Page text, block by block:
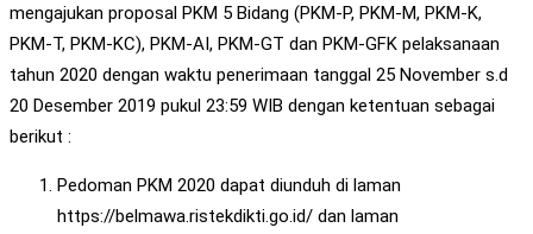
mengajukan proposal PKM 5 Bidang (PKM-P, PKM-M, PKM-K,
PKM-T, PKM-KC), PKM-AI, PKM-GT dan PKM-GFK pelaksanaan
tahun 2020 dengan waktu penerimaan tanggal 25 November s.d
20 Desember 2019 pukul 23:59 WIB dengan ketentuan sebagai
berikut :
Pedoman PKM 2020 dapat diunduh di laman
https://belmawa.ristekdikti.go.id/ dan laman